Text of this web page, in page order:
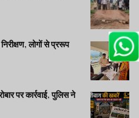
लोगों से प्ररूप
पर कार्रवाई, पुलिस ने